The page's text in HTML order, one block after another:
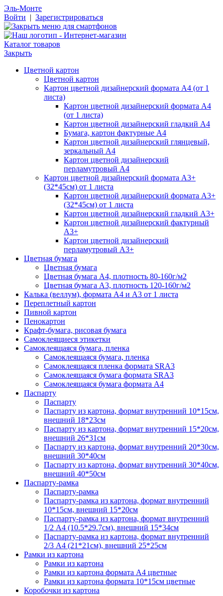
Эль-Монте
Войти | Зарегистрироваться
Каталог товаров
Закрыть
Цветной картон
Цветной картон
Картон цветной дизайнерский формата А4 (от 1
листа)
Картон цветной дизайнерский формата А4
(от 1 листа)
Картон цветной дизайнерский гладкий А4
Бумага, картон фактурные А4
Картон цветной дизайнерский глянцевый,
зеркальный А4
Картон цветной дизайнерский
перламутровый А4
Картон цветной дизайнерский формата А3+
(32*45см) от 1 листа
Картон цветной дизайнерский формата А3+
(32*45см) от 1 листа
Картон цветной дизайнерский гладкий А3+
Картон цветной дизайнерский фактурный
А3+
Картон цветной дизайнерский
перламутровый А3+
Цветная бумага
Цветная бумага
Цветная бумага А4, плотность 80-160г/м2
Цветная бумага А3, плотность 120-160г/м2
Калька (веллум), формата А4 и А3 от 1 листа
Переплетный картон
Пивной картон
Пенокартон
Крафт-бумага, рисовая бумага
Самоклеящиеся этикетки
Самоклеящаяся бумага, пленка
Самоклеящаяся бумага, пленка
Самоклеящаяся пленка формата SRА3
Самоклеящаяся бумага формата SRА3
Самоклеящаяся бумага формата А4
Паспарту
Паспарту
Паспарту из картона, формат внутренний 10*15см,
внешний 18*23см
Паспарту из картона, формат внутренний 15*20см,
внешний 26*31см
Паспарту из картона, формат внутренний 20*30см,
внешний 30*40см
Паспарту из картона, формат внутренний 30*40см,
внешний 40*50см
Паспарту-рамка
Паспарту-рамка
Паспарту-рамка из картона, формат внутренний
10*15см, внешний 15*20см
Паспарту-рамка из картона, формат внутренний
1/2 А4 (10.5*29.7см), внешний 15*34см
Паспарту-рамка из картона, формат внутренний
2/3 А4 (21*21см), внешний 25*25см
Рамки из картона
Рамки из картона
Рамки из картона формата А4 цветные
Рамки из картона формата 10*15см цветные
Коробочки из картона